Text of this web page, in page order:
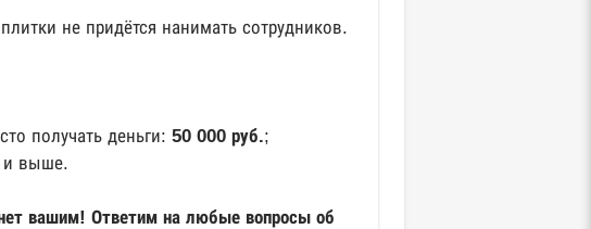
не придётся нанимать сотрудников.
получать деньги: 50 000 руб.;
и выше.
вашим! Ответим на любые вопросы об